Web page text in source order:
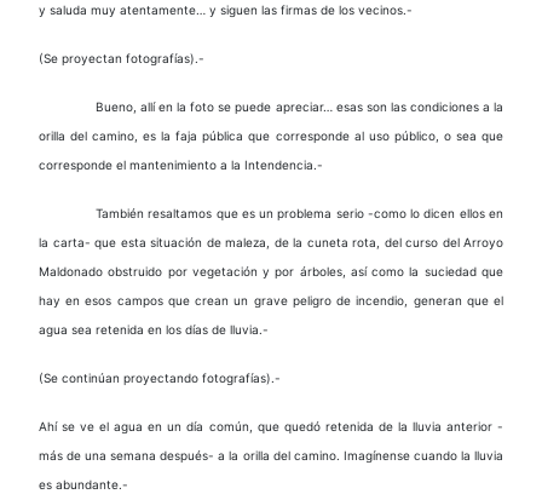
y saluda muy atentamente… y siguen las firmas de los vecinos.-
(Se proyectan fotografías).-
Bueno, allí en la foto se puede apreciar… esas son las condiciones a la
orilla del camino, es la faja pública que corresponde al uso público, o sea que
corresponde el mantenimiento a la Intendencia.-
También resaltamos que es un problema serio -como lo dicen ellos en
la carta- que esta situación de maleza, de la cuneta rota, del curso del Arroyo
Maldonado obstruido por vegetación y por árboles, así como la suciedad que
hay en esos campos que crean un grave peligro de incendio, generan que el
agua sea retenida en los días de lluvia.-
(Se continúan proyectando fotografías).-
Ahí se ve el agua en un día común, que quedó retenida de la lluvia anterior -
más de una semana después- a la orilla del camino. Imagínense cuando la lluvia
es abundante.-